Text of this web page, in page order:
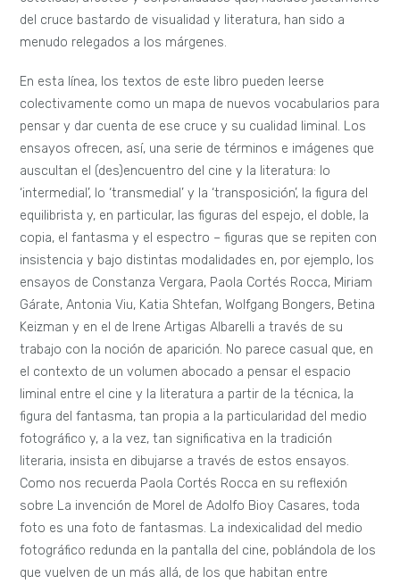
del cruce bastardo de visualidad y literatura, han sido a
menudo relegados a los márgenes.
En esta línea, los textos de este libro pueden leerse
colectivamente como un mapa de nuevos vocabularios para
pensar y dar cuenta de ese cruce y su cualidad liminal. Los
ensayos ofrecen, así, una serie de términos e imágenes que
auscultan el (des)encuentro del cine y la literatura: lo
‘intermedial’, lo ‘transmedial’ y la ‘transposición’, la figura del
equilibrista y, en particular, las figuras del espejo, el doble, la
copia, el fantasma y el espectro – figuras que se repiten con
insistencia y bajo distintas modalidades en, por ejemplo, los
ensayos de Constanza Vergara, Paola Cortés Rocca, Miriam
Gárate, Antonia Viu, Katia Shtefan, Wolfgang Bongers, Betina
Keizman y en el de Irene Artigas Albarelli a través de su
trabajo con la noción de aparición. No parece casual que, en
el contexto de un volumen abocado a pensar el espacio
liminal entre el cine y la literatura a partir de la técnica, la
figura del fantasma, tan propia a la particularidad del medio
fotográfico y, a la vez, tan significativa en la tradición
literaria, insista en dibujarse a través de estos ensayos.
Como nos recuerda Paola Cortés Rocca en su reflexión
sobre La invención de Morel de Adolfo Bioy Casares, toda
foto es una foto de fantasmas. La indexicalidad del medio
fotográfico redunda en la pantalla del cine, poblándola de los
que vuelven de un más allá, de los que habitan entre